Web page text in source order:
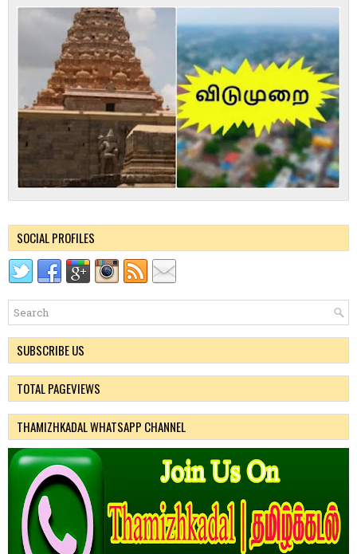
SOCIAL PROFILES
SUBSCRIBE US
TOTAL PAGEVIEWS
THAMIZHKADAL WHATSAPP CHANNEL